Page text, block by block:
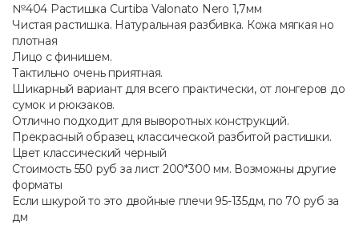
№404 Растишка Curtiba Valonato Nero 1,7мм
Чистая растишка. Натуральная разбивка. Кожа мягкая но
плотная
Лицо с финишем.
Тактильно очень приятная.
Шикарный вариант для всего практически, от лонгеров до
сумок и рюкзаков.
Отлично подходит для выворотных конструкций.
Прекрасный образец классической разбитой растишки.
Цвет классический черный
Стоимость 550 руб за лист 200*300 мм. Возможны другие
форматы
Если шкурой то это двойные плечи 95-135дм, по 70 руб за
дм